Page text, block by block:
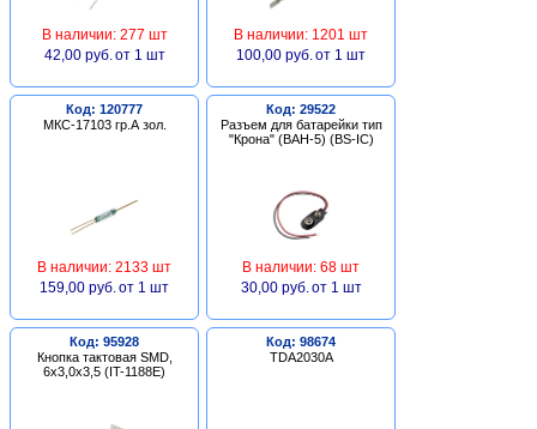
В наличии: 277 шт
42,00 руб. от 1 шт
В наличии: 1201 шт
100,00 руб. от 1 шт
Код: 120777
МКС-17103 гр.А зол.
В наличии: 2133 шт
159,00 руб. от 1 шт
Код: 29522
Разъем для батарейки тип
"Крона" (BAH-5) (BS-IC)
В наличии: 68 шт
30,00 руб. от 1 шт
Код: 95928
Кнопка тактовая SMD,
6х3,0х3,5 (IT-1188E)
Код: 98674
TDA2030A